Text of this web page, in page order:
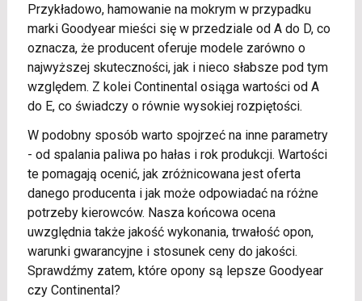
Przykładowo, hamowanie na mokrym w przypadku
marki Goodyear mieści się w przedziale od A do D, co
oznacza, że producent oferuje modele zarówno o
najwyższej skuteczności, jak i nieco słabsze pod tym
względem. Z kolei Continental osiąga wartości od A
do E, co świadczy o równie wysokiej rozpiętości.
W podobny sposób warto spojrzeć na inne parametry
- od spalania paliwa po hałas i rok produkcji. Wartości
te pomagają ocenić, jak zróżnicowana jest oferta
danego producenta i jak może odpowiadać na różne
potrzeby kierowców. Nasza końcowa ocena
uwzględnia także jakość wykonania, trwałość opon,
warunki gwarancyjne i stosunek ceny do jakości.
Sprawdźmy zatem, które opony są lepsze Goodyear
czy Continental?